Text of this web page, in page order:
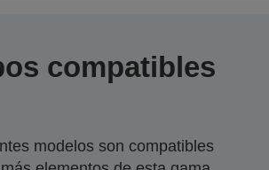
compatibles
modelos son compatibles